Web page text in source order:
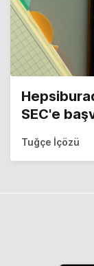
SEC'e
Tuğçe İçözü